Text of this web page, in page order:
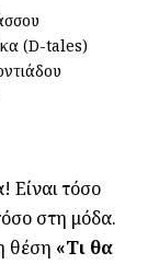
(D-tales)
Είναι τόσο
στη μόδα.
θέση «Τι θα